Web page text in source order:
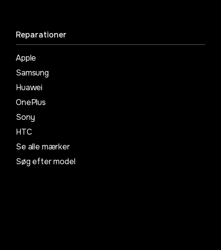
Reparationer
Apple
Samsung
Huawei
OnePlus
Sony
HTC
Se alle mærker
Søg efter model